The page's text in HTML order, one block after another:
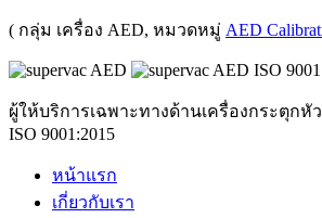
( กลุ่ม เครื่อง AED, หมวดหมู่ AED
ผู้ให้บริการเฉพาะทางด้านเครื่องกระตุก
ISO 9001:2015
หน้าแรก
เกี่ยวกับเรา